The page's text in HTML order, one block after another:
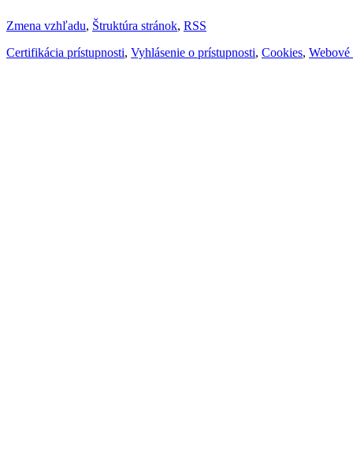
Zmena vzhľadu, Štruktúra stránok, RSS
Certifikácia prístupnosti, Vyhlásenie o prístupnosti, Cookies, Webové